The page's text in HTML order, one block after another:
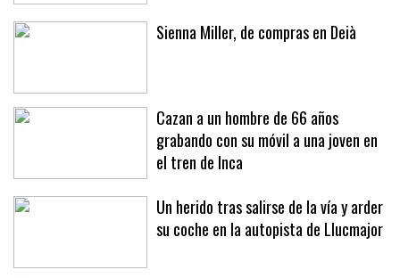
Sienna Miller, de compras en Deià
Cazan a un hombre de 66 años
grabando con su móvil a una joven en
el tren de Inca
Un herido tras salirse de la vía y arder
su coche en la autopista de Llucmajor